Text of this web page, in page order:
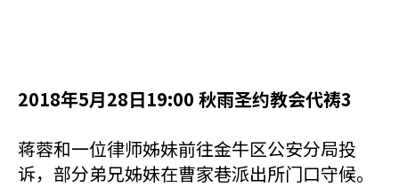
2018年5月28日19:00 秋雨圣约教会代祷3
蒋蓉和一位律师姊妹前往金牛区公安分局投
诉，部分弟兄姊妹在曹家巷派出所门口守候。